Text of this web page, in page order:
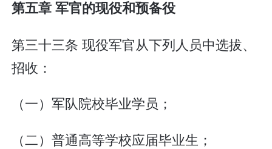
第五章 军官的现役和预备役
第三十三条 现役军官从下列人员中选拔、
招收：
（一）军队院校毕业学员；
（二）普通高等学校应届毕业生；